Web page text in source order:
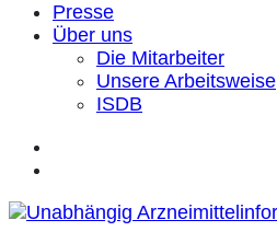
Presse
Über uns
Die Mitarbeiter
Unsere Arbeitsweise
ISDB